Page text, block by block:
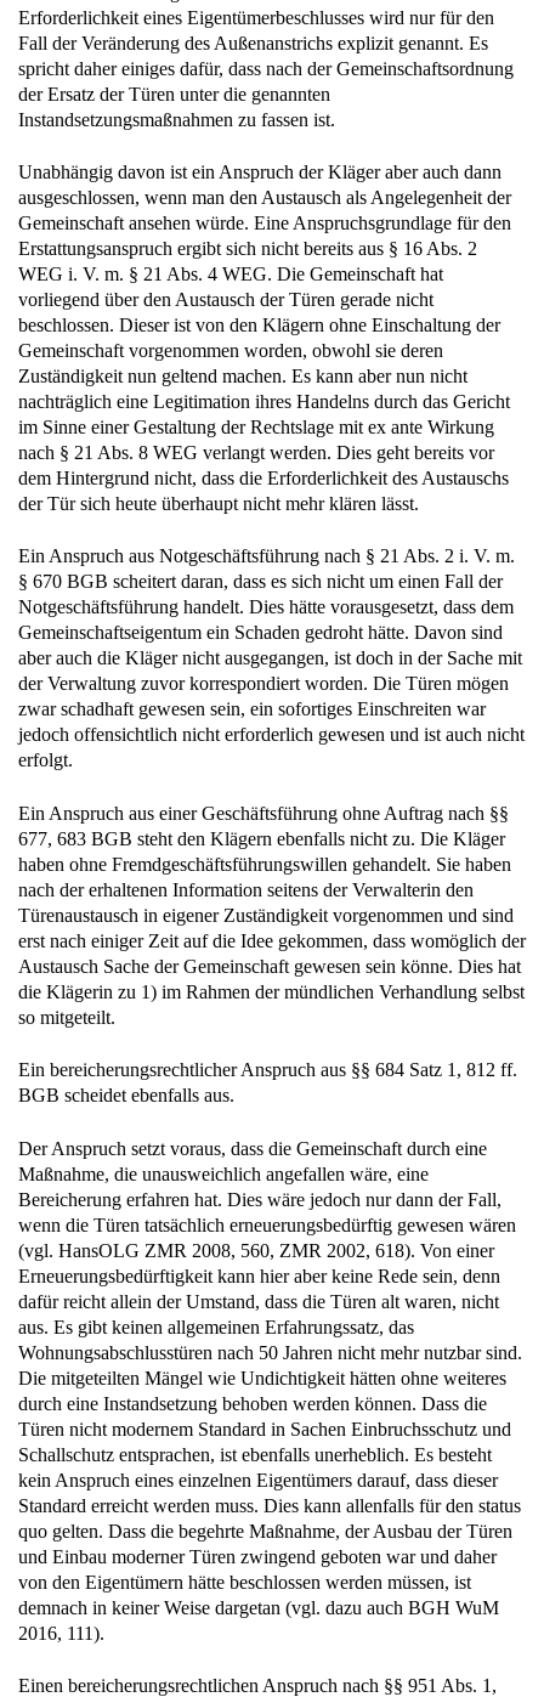
Erforderlichkeit eines Eigentümerbeschlusses wird nur für den
Fall der Veränderung des Außenanstrichs explizit genannt. Es
spricht daher einiges dafür, dass nach der Gemeinschaftsordnung
der Ersatz der Türen unter die genannten
Instandsetzungsmaßnahmen zu fassen ist.
Unabhängig davon ist ein Anspruch der Kläger aber auch dann
ausgeschlossen, wenn man den Austausch als Angelegenheit der
Gemeinschaft ansehen würde. Eine Anspruchsgrundlage für den
Erstattungsanspruch ergibt sich nicht bereits aus § 16 Abs. 2
WEG i. V. m. § 21 Abs. 4 WEG. Die Gemeinschaft hat
vorliegend über den Austausch der Türen gerade nicht
beschlossen. Dieser ist von den Klägern ohne Einschaltung der
Gemeinschaft vorgenommen worden, obwohl sie deren
Zuständigkeit nun geltend machen. Es kann aber nun nicht
nachträglich eine Legitimation ihres Handelns durch das Gericht
im Sinne einer Gestaltung der Rechtslage mit ex ante Wirkung
nach § 21 Abs. 8 WEG verlangt werden. Dies geht bereits vor
dem Hintergrund nicht, dass die Erforderlichkeit des Austauschs
der Tür sich heute überhaupt nicht mehr klären lässt.
Ein Anspruch aus Notgeschäftsführung nach § 21 Abs. 2 i. V. m.
§ 670 BGB scheitert daran, dass es sich nicht um einen Fall der
Notgeschäftsführung handelt. Dies hätte vorausgesetzt, dass dem
Gemeinschaftseigentum ein Schaden gedroht hätte. Davon sind
aber auch die Kläger nicht ausgegangen, ist doch in der Sache mit
der Verwaltung zuvor korrespondiert worden. Die Türen mögen
zwar schadhaft gewesen sein, ein sofortiges Einschreiten war
jedoch offensichtlich nicht erforderlich gewesen und ist auch nicht
erfolgt.
Ein Anspruch aus einer Geschäftsführung ohne Auftrag nach §§
677, 683 BGB steht den Klägern ebenfalls nicht zu. Die Kläger
haben ohne Fremdgeschäftsführungswillen gehandelt. Sie haben
nach der erhaltenen Information seitens der Verwalterin den
Türenaustausch in eigener Zuständigkeit vorgenommen und sind
erst nach einiger Zeit auf die Idee gekommen, dass womöglich der
Austausch Sache der Gemeinschaft gewesen sein könne. Dies hat
die Klägerin zu 1) im Rahmen der mündlichen Verhandlung selbst
so mitgeteilt.
Ein bereicherungsrechtlicher Anspruch aus §§ 684 Satz 1, 812 ff.
BGB scheidet ebenfalls aus.
Der Anspruch setzt voraus, dass die Gemeinschaft durch eine
Maßnahme, die unausweichlich angefallen wäre, eine
Bereicherung erfahren hat. Dies wäre jedoch nur dann der Fall,
wenn die Türen tatsächlich erneuerungsbedürftig gewesen wären
(vgl. HansOLG ZMR 2008, 560, ZMR 2002, 618). Von einer
Erneuerungsbedürftigkeit kann hier aber keine Rede sein, denn
dafür reicht allein der Umstand, dass die Türen alt waren, nicht
aus. Es gibt keinen allgemeinen Erfahrungssatz, das
Wohnungsabschlusstüren nach 50 Jahren nicht mehr nutzbar sind.
Die mitgeteilten Mängel wie Undichtigkeit hätten ohne weiteres
durch eine Instandsetzung behoben werden können. Dass die
Türen nicht modernem Standard in Sachen Einbruchsschutz und
Schallschutz entsprachen, ist ebenfalls unerheblich. Es besteht
kein Anspruch eines einzelnen Eigentümers darauf, dass dieser
Standard erreicht werden muss. Dies kann allenfalls für den status
quo gelten. Dass die begehrte Maßnahme, der Ausbau der Türen
und Einbau moderner Türen zwingend geboten war und daher
von den Eigentümern hätte beschlossen werden müssen, ist
demnach in keiner Weise dargetan (vgl. dazu auch BGH WuM
2016, 111).
Einen bereicherungsrechtlichen Anspruch nach §§ 951 Abs. 1,